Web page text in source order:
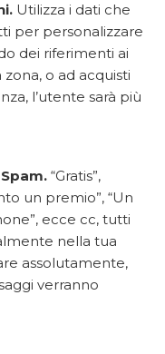
Utilizza i dati che
per personalizzare
dei riferimenti ai
o ad acquisti
l’utente sarà più
“Gratis”,
un premio”, “Un
ecce cc, tutti
nella tua
assolutamente,
verranno